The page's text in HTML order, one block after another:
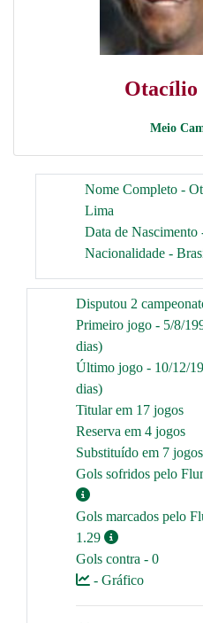
Otacílio
Meio
Nome Completo -
Lima
Data de Nascimento
Nacionalidade -
Disputou 2
Primeiro jogo - 5/8/
dias)
Último jogo - 10/12/
dias)
Titular em 17 jogos
Reserva em 4 jogos
Substituído em 7
Gols sofridos pelo
Gols marcados pelo
1.29
Gols contra - 0
- Gráfico